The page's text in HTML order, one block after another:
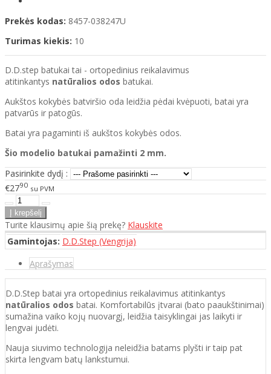
Prekės kodas: 8457-038247U
Turimas kiekis: 10
D.D.step batukai tai - ortopedinius reikalavimus
atitinkantys natūralios odos batukai.
Aukštos kokybės batviršio oda leidžia pėdai kvėpuoti, batai yra
patvarūs ir patogūs.
Batai yra pagaminti iš aukštos kokybės odos.
Šio modelio batukai pamažinti 2 mm.
Pasirinkite dydį :
€2790 su PVM
Turite klausimų apie šią prekę? Klauskite
Gamintojas: D.D.Step (Vengrija)
Aprašymas
D.D.Step batai yra ortopedinius reikalavimus atitinkantys
natūralios odos batai. Komfortabilūs įtvarai (bato paaukštinimai)
sumažina vaiko kojų nuovargį, leidžia taisyklingai jas laikyti ir
lengvai judėti.
Nauja siuvimo technologija neleidžia batams plyšti ir taip pat
skirta lengvam batų lankstumui.